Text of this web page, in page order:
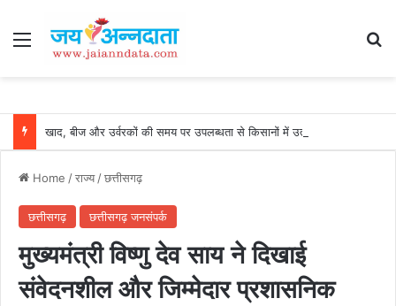
Menu
Home /राज्य/छत्तीसगढ़
छत्तीसगढ़ छत्तीसगढ़ जनसंपर्क
मुख्यमंत्री विष्णु देव साय ने दिखाई
संवेदनशील और जिम्मेदार प्रशासनिक